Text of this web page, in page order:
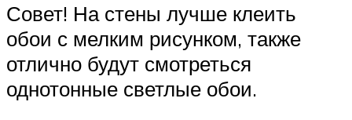
Совет! На стены лучше клеить
обои с мелким рисунком, также
отлично будут смотреться
однотонные светлые обои.